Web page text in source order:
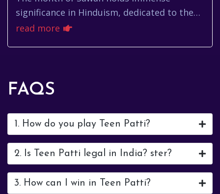
significance in Hinduism, dedicated to the
worship of Lord Shiva. Devotees observe
read more
FAQS
1. How do you play Teen Patti?
2. Is Teen Patti legal in India? ster?
3. How can I win in Teen Patti?